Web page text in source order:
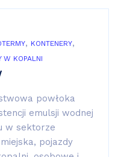
, KONTENERY,
W KOPALNI
powłoka
emulsji wodnej
w sektorze
pojazdy